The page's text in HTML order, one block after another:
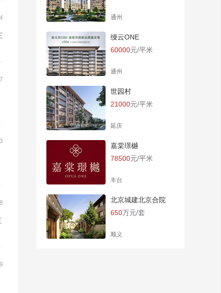
通州
缦云ONE
60000元/平米
通州
世园村
21000元/平米
延庆
嘉棠璟樾
78500元/平米
丰台
北京城建北京合院
650万元/套
顺义